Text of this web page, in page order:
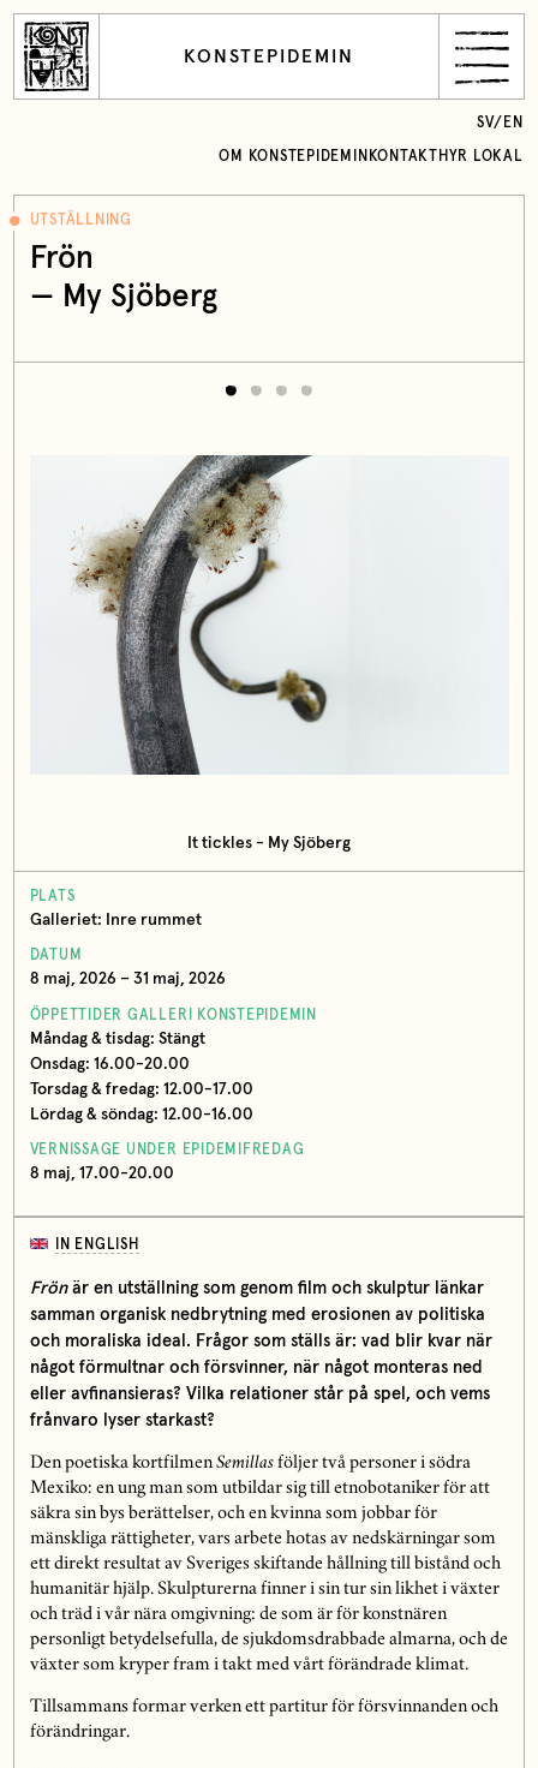
KONSTEPIDEMIN
OM KONSTEPIDEMIN KONTAKT HYR LOKAL
SV/ EN
UTSTÄLLNING
Frön
— My Sjöberg
It tickles - My Sjöberg
PLATS
Galleriet: Inre rummet
DATUM
8 maj, 2026 – 31 maj, 2026
ÖPPETTIDER GALLERI KONSTEPIDEMIN
Måndag & tisdag: Stängt
Onsdag: 16.00-20.00
Torsdag & fredag: 12.00-17.00
Lördag & söndag: 12.00-16.00
VERNISSAGE UNDER EPIDEMIFREDAG
8 maj, 17.00-20.00
IN ENGLISH
Frönär en utställning som genom film och skulptur länkar
samman organisk nedbrytning med erosionen av politiska
och moraliska ideal. Frågor som ställs är: vad blir kvar när
något förmultnar och försvinner, när något monteras ned
eller avfinansieras? Vilka relationer står på spel, och vems
frånvaro lyser starkast?
Den poetiska kortfilmenSemillasföljer två personer i södra
Mexiko: en ung man som utbildar sig till etnobotaniker för att
säkra sin bys berättelser, och en kvinna som jobbar för
mänskliga rättigheter, vars arbete hotas av nedskärningar som
ett direkt resultat av Sveriges skiftande hållning till bistånd och
humanitär hjälp. Skulpturerna finner i sin tur sin likhet i växter
och träd i vår nära omgivning: de som är för konstnären
personligt betydelsefulla, de sjukdomsdrabbade almarna, och de
växter som kryper fram i takt med vårt förändrade klimat.
Tillsammans formar verken ett partitur för försvinnanden och
förändringar.